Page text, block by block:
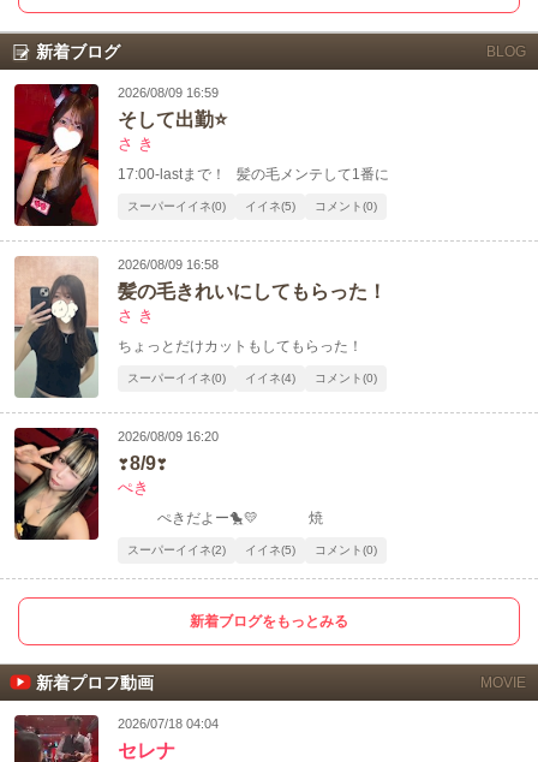
新着ブログ BLOG
2026/08/09 16:59
そして出勤⭐️
さ き
17:00-lastまで！ 髪の毛メンテして1番に
スーパーイイネ(0) イイネ(5) コメント(0)
2026/08/09 16:58
髪の毛きれいにしてもらった！
さ き
ちょっとだけカットもしてもらった！
スーパーイイネ(0) イイネ(4) コメント(0)
2026/08/09 16:20
❣️8/9❣️
ぺき
ぺきだよー🐤💛 焼
スーパーイイネ(2) イイネ(5) コメント(0)
新着ブログをもっとみる
新着プロフ動画 MOVIE
2026/07/18 04:04
セレナ